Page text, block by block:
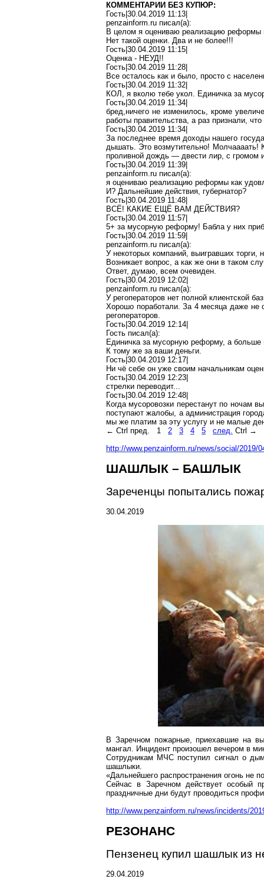
КОММЕНТАРИИ БЕЗ КУПЮР:
Гость|30.04.2019 11:13|
penzainform.ru писал(a):
В целом я оцениваю реализацию реформы
Нет такой оценки. Два и не более!!!
Гость|30.04.2019 11:15|
Оценка - НЕУД!!
Гость|30.04.2019 11:28|
Все осталось как и было, просто с
Гость|30.04.2019 11:32|
КОЛ, я вколю тебе укол. Единичка за
Гость|30.04.2019 11:34|
бред,ничего не изменилось, кроме
работы правительства, а раз признали,
Гость|30.04.2019 11:34|
За последнее время доходы нашего
дышать. Это возмутительно! Молчаааать!
проливной дождь — двести лир, с громом
Гость|30.04.2019 11:39|
penzainform.ru писал(a):
я оцениваю реализацию реформы как
И? Дальнейшие действия, губернатор?
Гость|30.04.2019 11:48|
ВСЁ! КАКИЕ ЕЩЁ ВАМ ДЕЙСТВИЯ?
Гость|30.04.2019 11:57|
5+ за мусорную реформу! Баблау них
Гость|30.04.2019 11:59|
penzainform.ru писал(a):
У некоторых компаний, выигравших торги,
Возникает вопрос, а как же они в таком
Ответ, думаю, всем очевиден.
Гость|30.04.2019 12:02|
penzainform.ru писал(a):
У регоператоров нет полной клиентской
Хорошо поработали. За 4 месяца даже не
регоператоров.
Гость|30.04.2019 12:14|
Гость писал(a):
Единичка за мусорную реформу, а больше
К тому же за ваши деньги.
Гость|30.04.2019 12:17|
Ни чё себе он уже своим начальникам
Гость|30.04.2019 12:23|
стрелки переводит...
Гость|30.04.2019 12:48|
Когдамусоровозки перестанут по ночам
поступают жалобы, а администрация
мы же платим за эту услугу и не малые
← Ctrl пред. 1 2 3 4 5 след. Ctrl →
http://www.penzainform.ru/news/social/2019/
ШАШЛЫК – БАШЛЫК
Зареченцы попытались
30.04.2019
В Заречном пожарные, приехавшие на
мангал. Инцидент произошел вечером в
Сотрудникам МЧС поступил сигнал о
шашлыки.
«Дальнейшего распространения огонь не
Сейчас в Заречном действует особый
праздничные дни будут проводиться
http://www.penzainform.ru/news/incidents/
РЕЗОНАНС
Пензенец купил шашлык из
29.04.2019